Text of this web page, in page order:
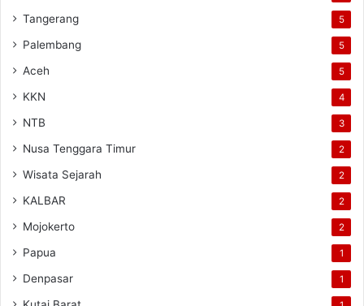
Tangerang 5
Palembang 5
Aceh 5
KKN 4
NTB 3
Nusa Tenggara Timur 2
Wisata Sejarah 2
KALBAR 2
Mojokerto 2
Papua 1
Denpasar 1